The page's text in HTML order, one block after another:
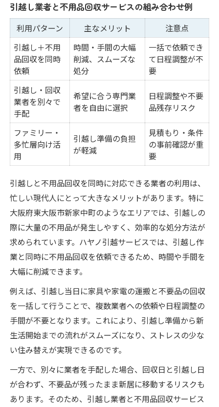
引越し業者と不用品回収サービスの組み合わせ例
利用パターン 主なメリット
注意点
引越し＋不用
品回収を同時
依頼
時間・手間の大幅
削減、スムーズな
処分
一括で依頼でき
て日程調整が不
要
引越し・回収
業者を別々で
手配
希望に合う専門業
者を自由に選択
日程調整や不要
品残存リスク
ファミリー・
多忙層向け活
用
引越し準備の負担
が軽減
見積もり・条件
の事前確認が重
要
引越しと不用品回収を同時に対応できる業者の利用は、
忙しい現代人にとって大きなメリットがあります。特に
大阪府東大阪市新家中町のようなエリアでは、引越しの
際に大量の不用品が発生しやすく、効率的な処分方法が
求められています。ハヤノ引越サービスでは、引越し作
業と同時に不用品回収を依頼できるため、時間や手間を
大幅に削減できます。
例えば、引越し当日に家具や家電の運搬と不要品の回収
を一括して行うことで、複数業者への依頼や日程調整の
手間が不要となります。これにより、引越し準備から新
生活開始までの流れがスムーズになり、ストレスの少な
い住み替えが実現できるのです。
一方で、別々に業者を手配した場合、回収日と引越し日
が合わず、不要品が残ったまま新居に移動するリスクも
あります。そのため、引越し業者と不用品回収サービス